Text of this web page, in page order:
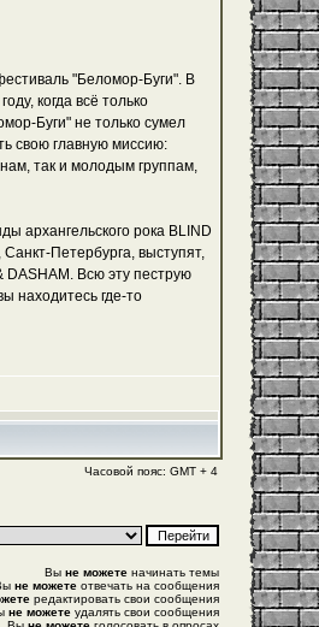
"Беломор-Буги". В
когда всё только
Буги" не только сумел
свою главную миссию:
так и молодым группам,
архангельского рока BLIND
Петербурга, выступят,
DASHAM. Всю эту пеструю
находитесь где-то
Часовой пояс: GMT + 4
Вы не можетеначинать темы
не можетеотвечать на сообщения
редактировать свои сообщения
не можетеудалять свои сообщения